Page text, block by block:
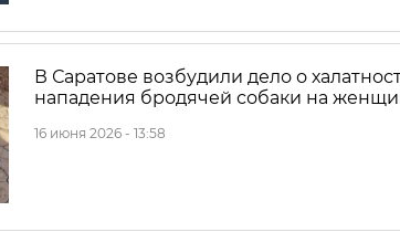
В Саратове возбудили дело о
нападения бродячей собаки на
16 июня 2026 - 13:58